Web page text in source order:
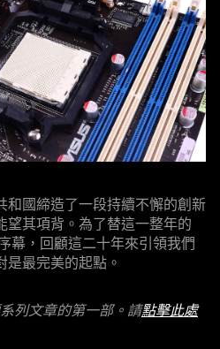
和國締造了一段持續不懈的創新
望其項背。為了替這一整年的
幕，回顧這二十年來引領我們
是最完美的起點。
列文章的第一部。請點擊此處